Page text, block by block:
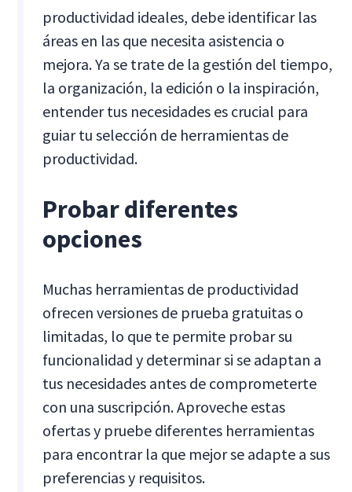
productividad ideales, debe identificar las
áreas en las que necesita asistencia o
mejora. Ya se trate de la gestión del tiempo,
la organización, la edición o la inspiración,
entender tus necesidades es crucial para
guiar tu selección de herramientas de
productividad.
Probar diferentes
opciones
Muchas herramientas de productividad
ofrecen versiones de prueba gratuitas o
limitadas, lo que te permite probar su
funcionalidad y determinar si se adaptan a
tus necesidades antes de comprometerte
con una suscripción. Aproveche estas
ofertas y pruebe diferentes herramientas
para encontrar la que mejor se adapte a sus
preferencias y requisitos.